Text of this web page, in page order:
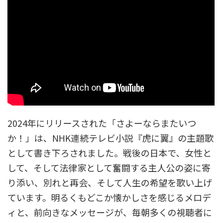
2024年にリリースされた「さよーならまたいつ
か！」は、NHK連続テレビ小説『虎に翼』の主題歌
として書き下ろされました。戦後の日本で、女性と
して、そして法律家として奮闘する主人公の姿に寄
り添い、別れと再会、そして人生の希望を歌い上げ
ています。明るくもどこか懐かしさを感じるメロデ
ィと、前向きなメッセージが、毎朝多くの視聴者に